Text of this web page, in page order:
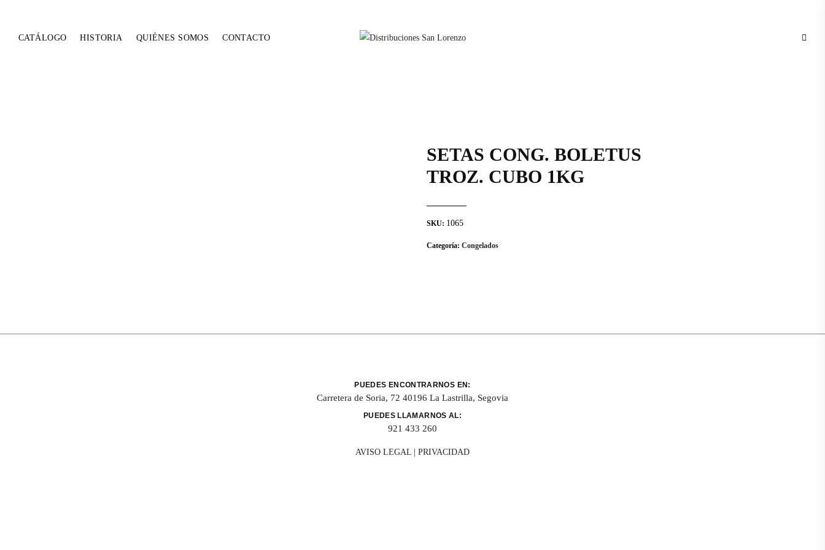
CATÁLOGO HISTORIA QUIÉNES SOMOS CONTACTO
SETAS CONG. BOLETUS
TROZ. CUBO 1KG
SKU: 1065
Categoría:Congelados
PUEDES ENCONTRARNOS EN:
Carretera de Soria, 72 40196 La Lastrilla, Segovia
PUEDES LLAMARNOS AL:
921 433 260
AVISO LEGAL PRIVACIDAD